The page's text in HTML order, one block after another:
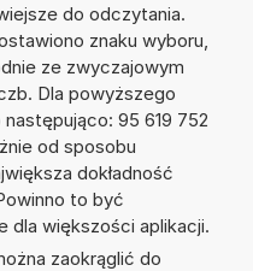
do odczytania.
znaku wyboru,
ze zwyczajowym
Dla powyższego
następująco: 95 619 752
od sposobu
dokładność
to być
dla większości aplikacji.
zaokrąglić do